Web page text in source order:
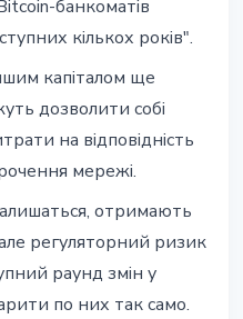
банкоматів
кількох років".
капіталом ще
дозволити собі
на відповідність
мережі.
отримають
регуляторний ризик
раунд змін у
по них так само.